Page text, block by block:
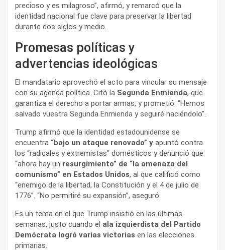
precioso y es milagroso”, afirmó, y remarcó que la
identidad nacional fue clave para preservar la libertad
durante dos siglos y medio.
Promesas políticas y
advertencias ideológicas
El mandatario aprovechó el acto para vincular su mensaje
con su agenda política. Citó la Segunda Enmienda, que
garantiza el derecho a portar armas, y prometió: “Hemos
salvado vuestra Segunda Enmienda y seguiré haciéndolo”.
Trump afirmó que la identidad estadounidense se
encuentra “bajo un ataque renovado” y apuntó contra
los “radicales y extremistas” domésticos y denunció que
“ahora hay un resurgimiento” de “la amenaza del
comunismo” en Estados Unidos, al que calificó como
“enemigo de la libertad, la Constitución y el 4 de julio de
1776”. “No permitiré su expansión”, aseguró.
Es un tema en el que Trump insistió en las últimas
semanas, justo cuando el ala izquierdista del Partido
Demócrata logró varias victorias en las elecciones
primarias.